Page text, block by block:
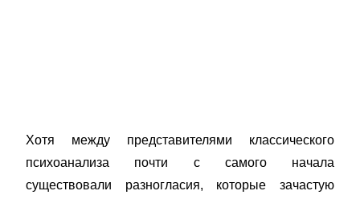
Хотя между представителями классического
психоанализа почти с самого начала
существовали разногласия, которые зачастую